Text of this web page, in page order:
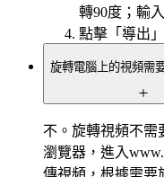
轉90度；輸
點擊「導出
旋轉電腦上的視頻需
不。旋轉視頻不需
瀏覽器，進入